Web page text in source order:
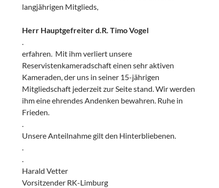
langjährigen Mitglieds,
Herr Hauptgefreiter d.R. Timo Vogel
.
erfahren. Mit ihm verliert unsere
Reservistenkameradschaft einen sehr aktiven
Kameraden, der uns in seiner 15-jährigen
Mitgliedschaft jederzeit zur Seite stand. Wir werden
ihm eine ehrendes Andenken bewahren. Ruhe in
Frieden.
.
Unsere Anteilnahme gilt den Hinterbliebenen.
.
.
Harald Vetter
Vorsitzender RK-Limburg